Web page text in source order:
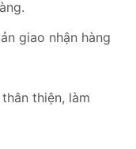
giao nhận hàng
thiện, làm